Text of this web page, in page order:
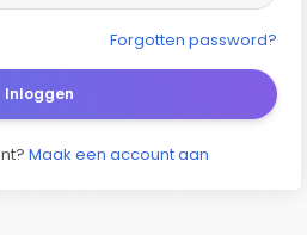
Forgotten password?
Inloggen
Maak een account aan